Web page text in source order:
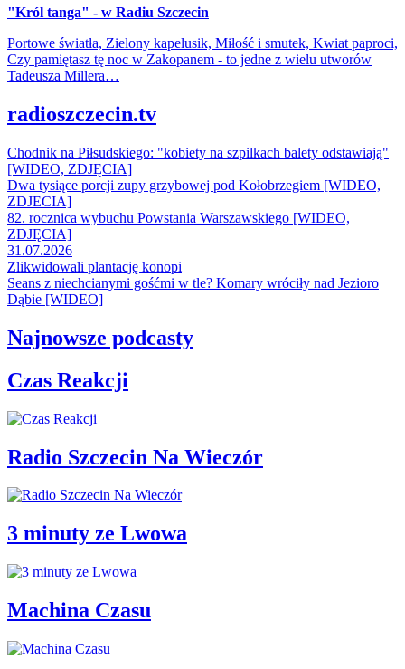
"Król tanga" - w Radiu Szczecin
Portowe światła, Zielony kapelusik, Miłość i smutek, Kwiat paproci,
Czy pamiętasz tę noc w Zakopanem - to jedne z wielu utworów
Tadeusza Millera…
radioszczecin.tv
Chodnik na Piłsudskiego: "kobiety na szpilkach balety odstawiają"
[WIDEO, ZDJĘCIA]
Dwa tysiące porcji zupy grzybowej pod Kołobrzegiem [WIDEO,
ZDJECIA]
82. rocznica wybuchu Powstania Warszawskiego [WIDEO,
ZDJĘCIA]
31.07.2026
Zlikwidowali plantację konopi
Seans z niechcianymi gośćmi w tle? Komary wróciły nad Jezioro
Dąbie [WIDEO]
Najnowsze podcasty
Czas Reakcji
Radio Szczecin Na Wieczór
3 minuty ze Lwowa
Machina Czasu